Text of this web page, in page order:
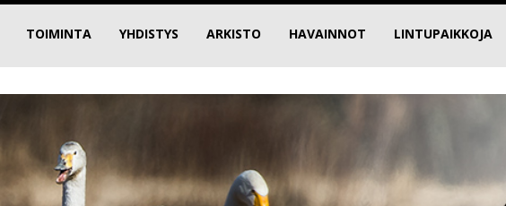
TOIMINTA YHDISTYS ARKISTO HAVAINNOT LINTUPAIKKOJA